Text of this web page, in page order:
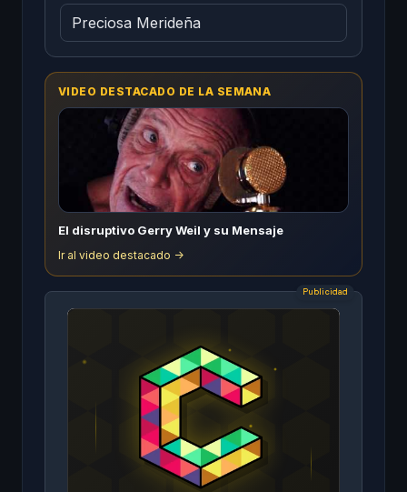
Preciosa Merideña
VIDEO DESTACADO DE LA SEMANA
El disruptivo Gerry Weil y su Mensaje
Ir al video destacado ->
Publicidad